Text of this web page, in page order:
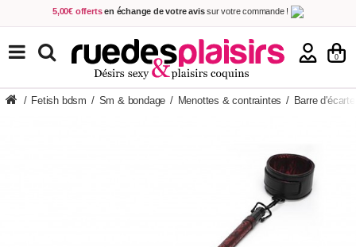
5,00€ offerts en échange de votre avissur votre commande !
Achetez aujourd'hui. Décidez quand payer !
Livraison en 48h
au prix de 2,90 € ! (Offerte dès 69,00€ d'achat)
0
TOUS NOS PRODUITS
/ Fetish bdsm / Sm & bondage / Menottes & contraintes / Barre